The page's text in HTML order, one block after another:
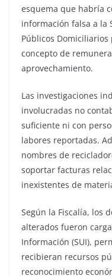
esquema que habría
información falsa a la
Públicos
concepto de
aprovechamiento.
Las investigaciones
involucradas no
suficiente ni con
labores reportadas.
nombres de
soportar facturas
inexistentes de
Según la Fiscalía, los
alterados fueron
Información (SUI),
recibieran recursos
reconocimiento